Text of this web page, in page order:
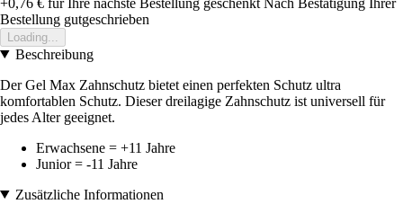
Bestellung gutgeschrieben
Loading...
Beschreibung
Der Gel Max Zahnschutz bietet einen perfekten Schutz ultra
komfortablen Schutz. Dieser dreilagige Zahnschutz ist universell für
jedes Alter geeignet.
Erwachsene = +11 Jahre
Junior = -11 Jahre
Zusätzliche Informationen